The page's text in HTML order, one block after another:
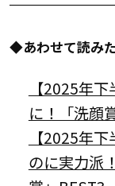
◆あわせて読み
【2025年
に！「洗顔
【2025年
のに実力派